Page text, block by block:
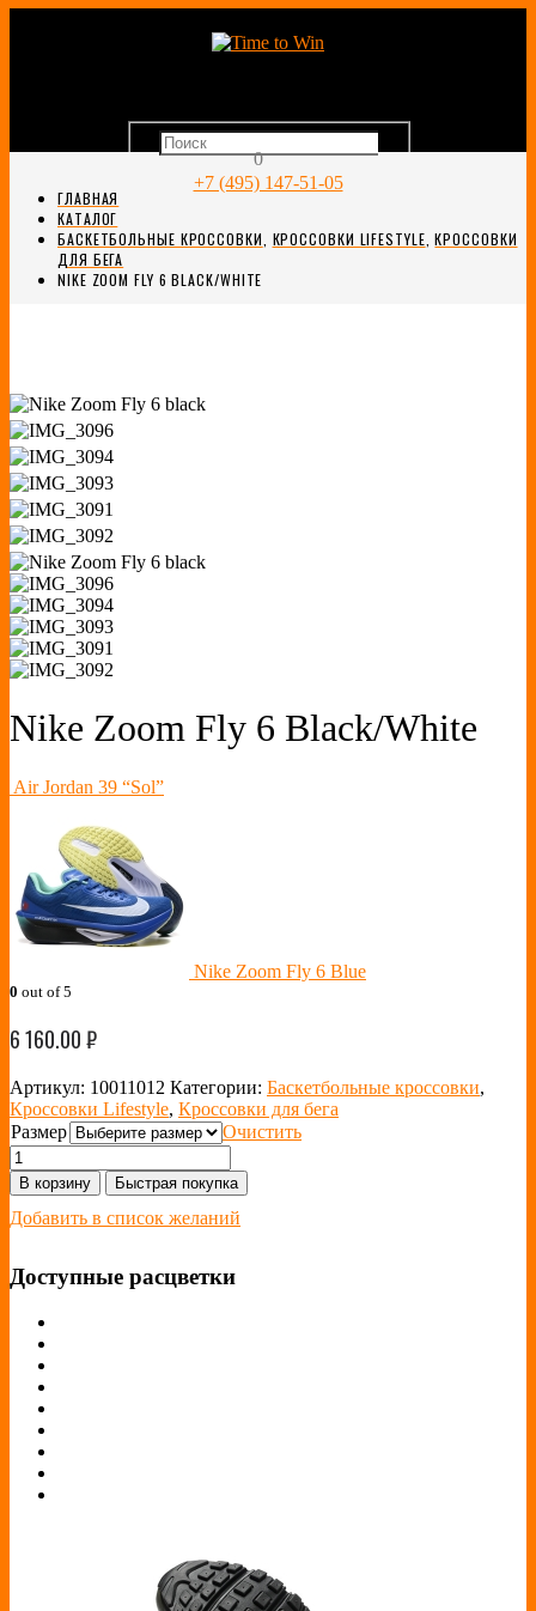
0
+7 (495) 147-51-05
ГЛАВНАЯ
КАТАЛОГ
БАСКЕТБОЛЬНЫЕ КРОССОВКИ КРОССОВКИ LIFESTYLE ,КРОССОВКИ
ДЛЯ БЕГА
NIKE ZOOM FLY 6 BLACK/WHITE
Nike Zoom Fly 6 Black/White
Air Jordan 39 “Sol”
Nike Zoom Fly 6 Blue
0 out of 5
6 160.00₽
Артикул: 10011012 Категории: Баскетбольные кроссовки,
Кроссовки Lifestyle, Кроссовки для бега
Размер
Очистить
В корзину Быстрая покупка
Добавить в список желаний
Доступные расцветки